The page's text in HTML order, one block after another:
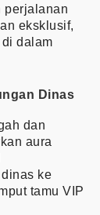
perjalanan
eksklusif,
dalam
Dinas
dan
aura
ke
tamu VIP